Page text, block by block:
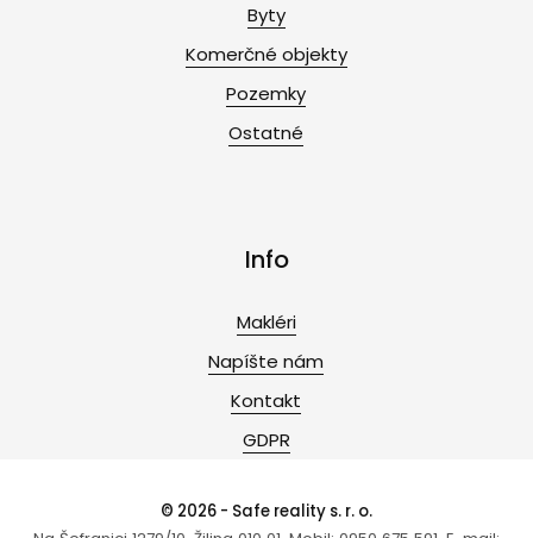
Byty
Komerčné objekty
Pozemky
Ostatné
Info
Makléri
Napíšte nám
Kontakt
GDPR
© 2026 - Safe reality s. r. o.